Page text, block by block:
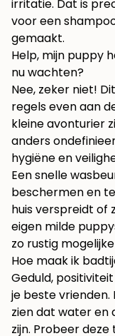
irritatie. Dat is
voor een
gemaakt.
Help, mijn puppy
nu wachten?
Nee, zeker niet!
regels even aan
kleine avonturier
anders
hygiëne en
Een snelle
beschermen en
huis verspreidt of
eigen milde
zo rustig
Hoe maak ik
Geduld,
je beste
zien dat water en
zijn. Probeer deze